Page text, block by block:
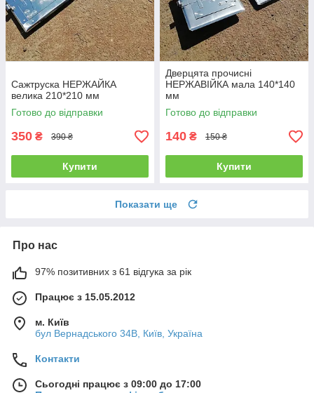
Сажтруска НЕРЖАЙКА
велика 210*210 мм
Готово до відправки
350 ₴ 390 ₴
Купити
Дверцята прочисні
НЕРЖАВІЙКА мала 140*140
мм
Готово до відправки
140 ₴ 150 ₴
Купити
Показати ще
Про нас
97% позитивних з 61 відгука за рік
Працює з 15.05.2012
м. Київ
бул Вернадського 34В, Київ, Україна
Контакти
Сьогодні працює з 09:00 до 17:00